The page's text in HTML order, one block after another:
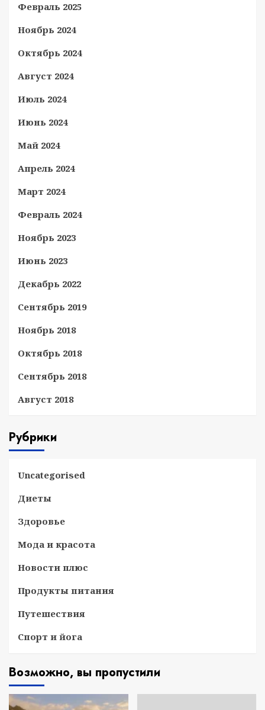
Февраль 2025
Ноябрь 2024
Октябрь 2024
Август 2024
Июль 2024
Июнь 2024
Май 2024
Апрель 2024
Март 2024
Февраль 2024
Ноябрь 2023
Июнь 2023
Декабрь 2022
Сентябрь 2019
Ноябрь 2018
Октябрь 2018
Сентябрь 2018
Август 2018
Рубрики
Uncategorised
Диеты
Здоровье
Мода и красота
Новости плюс
Продукты питания
Путешествия
Спорт и йога
Возможно, вы пропустили